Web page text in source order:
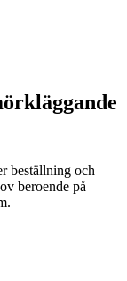
beställning och
beroende på